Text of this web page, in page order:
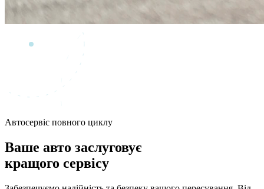
Автосервіс повного циклу
Ваше авто заслуговує
кращого сервісу